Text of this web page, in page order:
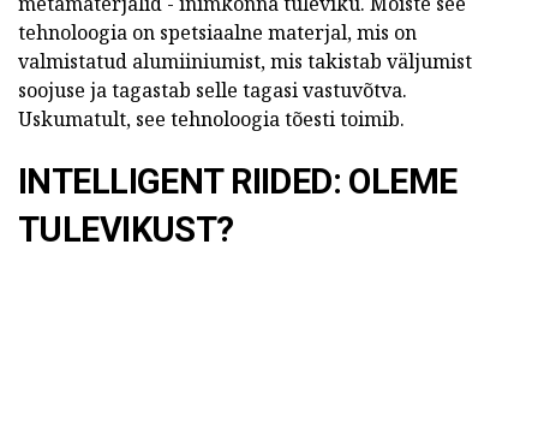
tehnoloogia on spetsiaalne materjal, mis on
valmistatud alumiiniumist, mis takistab väljumist
soojuse ja tagastab selle tagasi vastuvõtva.
Uskumatult, see tehnoloogia tõesti toimib.
INTELLIGENT RIIDED: OLEME
TULEVIKUST?